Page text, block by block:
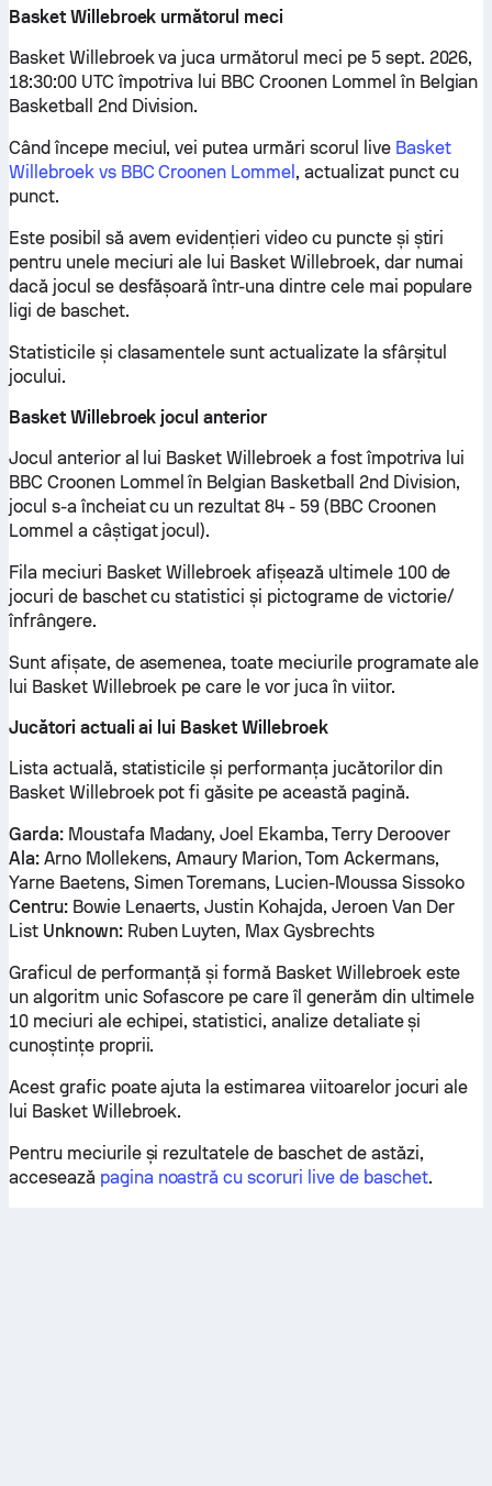
Basket Willebroek următorul meci
Basket Willebroek va juca următorul meci pe 5 sept. 2026,
18:30:00 UTC împotriva lui BBC Croonen Lommel în Belgian
Basketball 2nd Division.
Când începe meciul, vei putea urmări scorul live Basket
Willebroek vs BBC Croonen Lommel , actualizat punct cu
punct.
Este posibil să avem evidențieri video cu puncte și știri
pentru unele meciuri ale lui Basket Willebroek, dar numai
dacă jocul se desfășoară într-una dintre cele mai populare
ligi de baschet.
Statisticile și clasamentele sunt actualizate la sfârșitul
jocului.
Basket Willebroek jocul anterior
Jocul anterior al lui Basket Willebroek a fost împotriva lui
BBC Croonen Lommel în Belgian Basketball 2nd Division,
jocul s-a încheiat cu un rezultat 84 - 59 (BBC Croonen
Lommel a câștigat jocul).
Fila meciuri Basket Willebroek afișează ultimele 100 de
jocuri de baschet cu statistici și pictograme de victorie/
înfrângere.
Sunt afișate, de asemenea, toate meciurile programate ale
lui Basket Willebroek pe care le vor juca în viitor.
Jucători actuali ai lui Basket Willebroek
Lista actuală, statisticile și performanța jucătorilor din
Basket Willebroek pot fi găsite pe această pagină.
Garda:Moustafa Madany, Joel Ekamba, Terry Deroover
Ala:Arno Mollekens, Amaury Marion, Tom Ackermans,
Yarne Baetens, Simen Toremans, Lucien-Moussa Sissoko
Centru:Bowie Lenaerts, Justin Kohajda, Jeroen Van Der
List Unknown:Ruben Luyten, Max Gysbrechts
Graficul de performanță și formă Basket Willebroek este
un algoritm unic Sofascore pe care îl generăm din ultimele
10 meciuri ale echipei, statistici, analize detaliate și
cunoștințe proprii.
Acest grafic poate ajuta la estimarea viitoarelor jocuri ale
lui Basket Willebroek.
Pentru meciurile și rezultatele de baschet de astăzi,
accesează pagina noastră cu scoruri live de baschet.